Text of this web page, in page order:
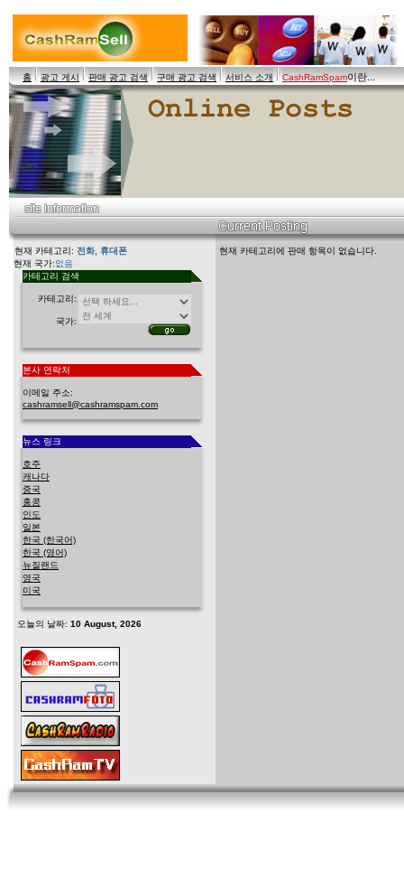
홈 광고 게시 판매 광고 검색 구매 광고 검색 서비스 소개 CashRamSpam이란...
현재 카테고리: 전화, 휴대폰
현재 국가:없음
카테고리 검색
카테고리:
국가:
본사 연락처
이메일 주소:
cashramsell@cashramspam.com
뉴스 링크
호주
캐나다
중국
홍콩
인도
일본
한국 (한국어)
한국 (영어)
뉴질랜드
영국
미국
오늘의 날짜: 10 August, 2026
현재 카테고리에 판매 항목이 없습니다.